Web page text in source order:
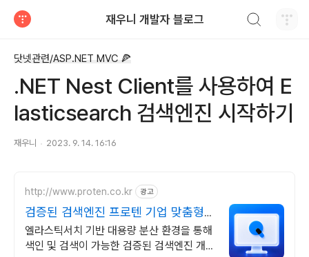
재우니 개발자 블로그
닷넷관련/ASP.NET MVC 🍕
.NET Nest Client를 사용하여 E
lasticsearch 검색엔진 시작하기
재우니 2023. 9. 14. 16:16
http://www.proten.co.kr 광고
검증된 검색엔진 프로텐 기업 맞춤형
통합검색 솔루션
엘라스틱서치 기반 대용량 분산 환경을 통해
색인 및 검색이 가능한 검증된 검색엔진 개인